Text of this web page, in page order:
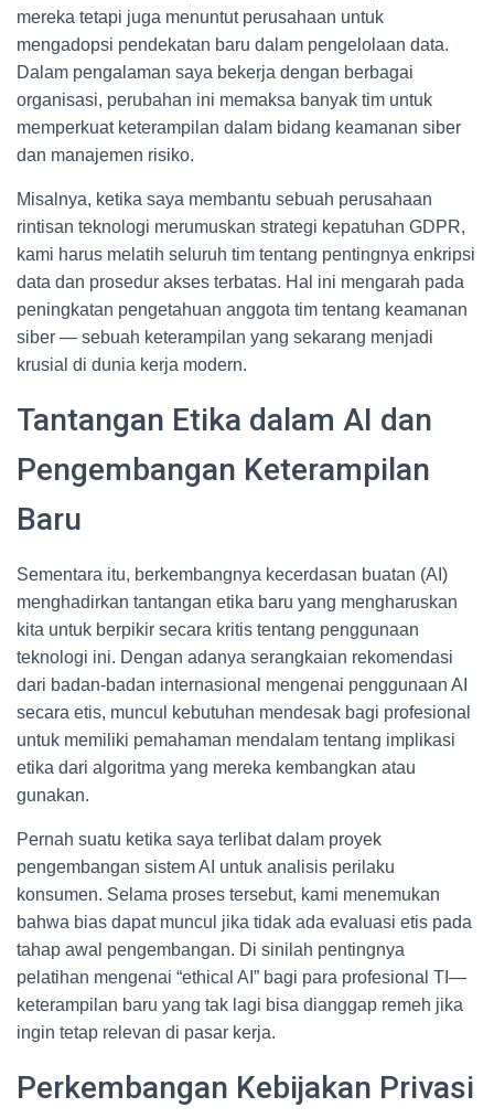
mereka tetapi juga menuntut perusahaan untuk
mengadopsi pendekatan baru dalam pengelolaan data.
Dalam pengalaman saya bekerja dengan berbagai
organisasi, perubahan ini memaksa banyak tim untuk
memperkuat keterampilan dalam bidang keamanan siber
dan manajemen risiko.
Misalnya, ketika saya membantu sebuah perusahaan
rintisan teknologi merumuskan strategi kepatuhan GDPR,
kami harus melatih seluruh tim tentang pentingnya enkripsi
data dan prosedur akses terbatas. Hal ini mengarah pada
peningkatan pengetahuan anggota tim tentang keamanan
siber — sebuah keterampilan yang sekarang menjadi
krusial di dunia kerja modern.
Tantangan Etika dalam AI dan
Pengembangan Keterampilan
Baru
Sementara itu, berkembangnya kecerdasan buatan (AI)
menghadirkan tantangan etika baru yang mengharuskan
kita untuk berpikir secara kritis tentang penggunaan
teknologi ini. Dengan adanya serangkaian rekomendasi
dari badan-badan internasional mengenai penggunaan AI
secara etis, muncul kebutuhan mendesak bagi profesional
untuk memiliki pemahaman mendalam tentang implikasi
etika dari algoritma yang mereka kembangkan atau
gunakan.
Pernah suatu ketika saya terlibat dalam proyek
pengembangan sistem AI untuk analisis perilaku
konsumen. Selama proses tersebut, kami menemukan
bahwa bias dapat muncul jika tidak ada evaluasi etis pada
tahap awal pengembangan. Di sinilah pentingnya
pelatihan mengenai “ethical AI” bagi para profesional TI—
keterampilan baru yang tak lagi bisa dianggap remeh jika
ingin tetap relevan di pasar kerja.
Perkembangan Kebijakan Privasi